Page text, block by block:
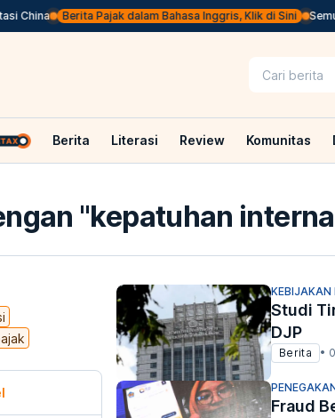
China Berita Pajak dalam Bahasa Inggris, Klik di Sini
Berita Literasi Review Komunitas
"kepatuhan
KEBIJAKAN
Studi
DJP
Berita •
Fraud